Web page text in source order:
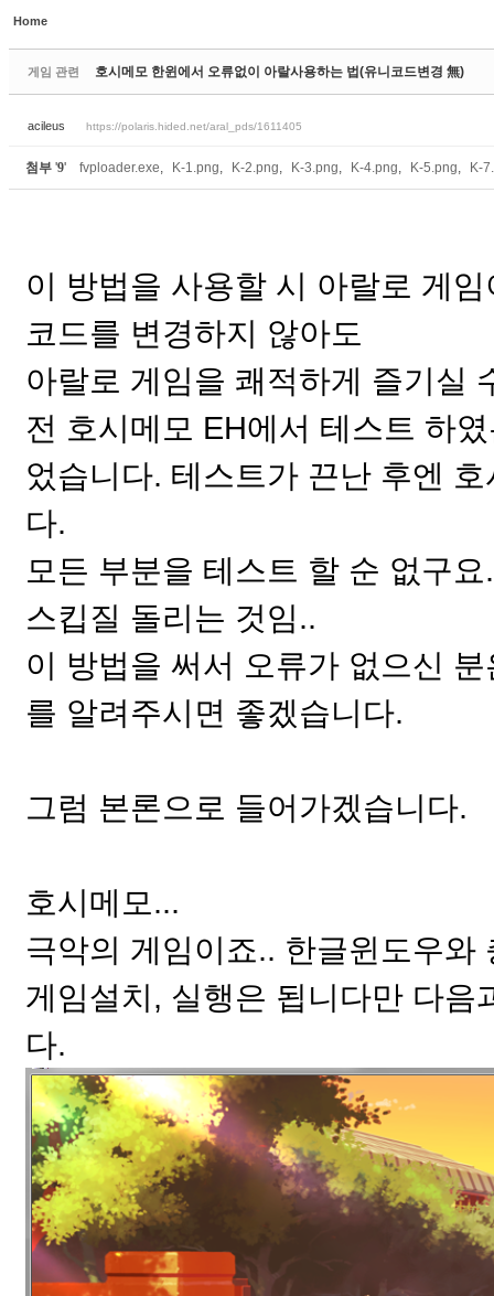
Home
게임 관련 호시메모 한윈에서 오류없이 아랄사용하는 법(유니코드변경 無)
acileus https://polaris.hided.net/aral_pds/1611405
첨부 '9' fvploader.exe, K-1.png, K-2.png, K-3.png, K-4.png, K-5.png, K-
이 방법을 사용할 시 아랄로 게
코드를 변경하지 않아도
아랄로 게임을 쾌적하게 즐기실
전 호시메모 EH에서 테스트 하
었습니다. 테스트가 끈난 후엔
다.
모든 부분을 테스트 할 순 없구
스킵질 돌리는 것임..
이 방법을 써서 오류가 없으신
를 알려주시면 좋겠습니다.
그럼 본론으로 들어가겠습니다.
호시메모...
극악의 게임이죠.. 한글윈도우
게임설치, 실행은 됩니다만 다
다.
Sketchbook5, 스케치북5
Sketchbook5, 스케치북5